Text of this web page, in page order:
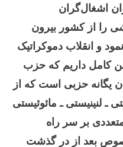
اشغال‌گران
را از کشور بیرون
و انقلاب دموکراتیک
کامل داریم که حزب
یگانه حزبی است که از
لنینیستی ـ مائوئیستی
بر سر راه
بعد از در گذشت